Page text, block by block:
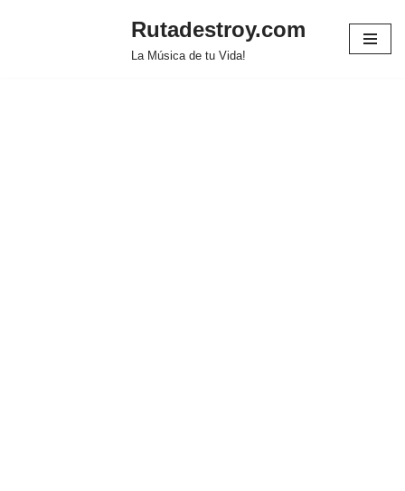
Rutadestroy.com
La Música de tu Vida!